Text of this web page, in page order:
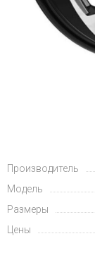
Производитель
Модель
Размеры
Цены